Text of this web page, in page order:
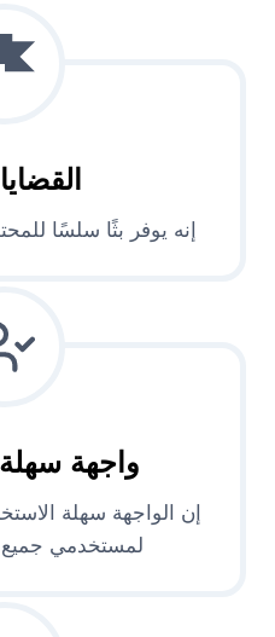
إنه يوفر بثًا سلسًا
واجهة
إن الواجهة سهلة
لمستخدمي جميع